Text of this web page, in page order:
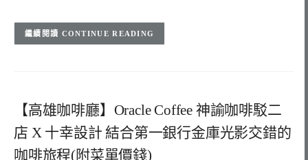
CONTINUE READING
【高雄咖啡廳】Oracle Coffee 神諭咖啡駁二
店 X 十幸設計 結合第一銀行金庫光影交錯的
咖啡旅程(附菜單價錢)